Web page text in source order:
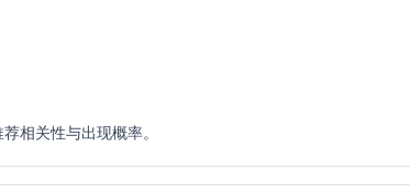
相关性与出现概率。